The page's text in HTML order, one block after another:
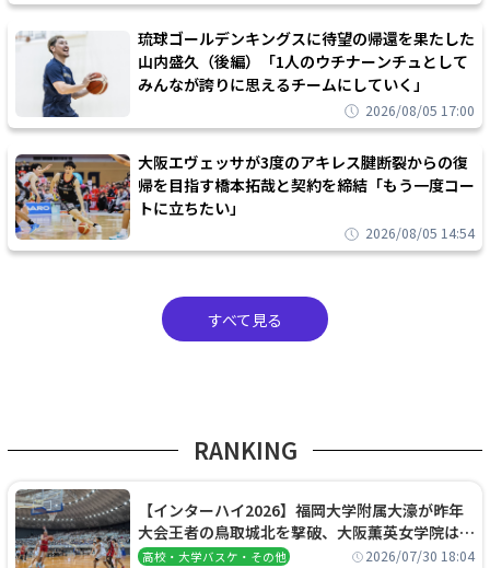
琉球ゴールデンキングスに待望の帰還を果たした
山内盛久（後編）「1人のウチナーンチュとして
みんなが誇りに思えるチームにしていく」
2026/08/05 17:00
大阪エヴェッサが3度のアキレス腱断裂からの復
帰を目指す橋本拓哉と契約を締結「もう一度コー
トに立ちたい」
2026/08/05 14:54
すべて見る
RANKING
【インターハイ2026】福岡大学附属大濠が昨年
大会王者の鳥取城北を撃破、大阪薫英女学院は岐
阜女子に完勝、大会3日目試合結果
高校・大学バスケ・その他 2026/07/30 18:04